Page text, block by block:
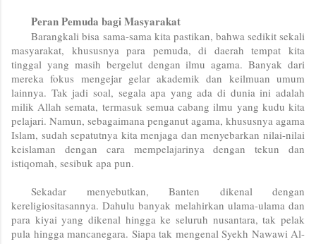
Peran Pemuda bagi Masyarakat
Barangkali bisa sama-sama kita pastikan, bahwa sedikit sekali
masyarakat, khususnya para pemuda, di daerah tempat kita
tinggal yang masih bergelut dengan ilmu agama. Banyak dari
mereka fokus mengejar gelar akademik dan keilmuan umum
lainnya. Tak jadi soal, segala apa yang ada di dunia ini adalah
milik Allah semata, termasuk semua cabang ilmu yang kudu kita
pelajari. Namun, sebagaimana penganut agama, khususnya agama
Islam, sudah sepatutnya kita menjaga dan menyebarkan nilai-nilai
keislaman dengan cara mempelajarinya dengan tekun dan
istiqomah, sesibuk apa pun.
Sekadar menyebutkan, Banten dikenal dengan
kereligiositasannya. Dahulu banyak melahirkan ulama-ulama dan
para kiyai yang dikenal hingga ke seluruh nusantara, tak pelak
pula hingga mancanegara. Siapa tak mengenal Syekh Nawawi Al-